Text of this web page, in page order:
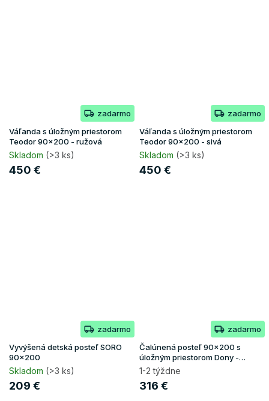
zadarmo
Váľanda s úložným priestorom
Teodor 90x200 - ružová
Skladom (>3 ks)
450 €
zadarmo
Váľanda s úložným priestorom
Teodor 90x200 - sivá
Skladom (>3 ks)
450 €
zadarmo
Vyvýšená detská posteľ SORO
90x200
Skladom (>3 ks)
209 €
zadarmo
Čalúnená posteľ 90x200 s
úložným priestorom Dony -
krémová
1-2 týždne
316 €